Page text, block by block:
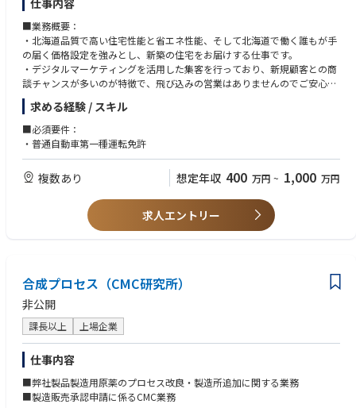
■キャリアパス
以下のようなキャリアパスを想定しています。
・短期（1～3年目） 第一線の現場で用地業務の基本スキルや実務経験を
着実に身につけていただきます。
・中期（3～5年目） 現場経験を活かし、本社主管グループで用地業務全
体の基盤づくりや業務改善に取り組んでいただきます。
・長期（5年以上） チームリーダーや管理職として、用地業務全体の品
質向上や組織力強化、後進育成に貢献することを期待しています。
仕事内容
■業務概要：
・北海道品質で高い住宅性能と省エネ性能、そして北海道で働く誰もが手
の届く価格設定を強みとし、新築の住宅をお届けする仕事です。
・デジタルマーケティングを活用した集客を行っており、新規顧客との商
談チャンスが多いのが特徴で、飛び込みの営業はありませんのでご安心く
ださい。
◇WEBから来店予約されたお客様へ、モデルハウスやショールームのご案
内
⇩
◇お客様の予算やイメージ、ライフプランをヒアリング
（タブレットでの自動プランニングや、設計士が同席）
◇土地、住宅ローン、アフターサービスのご案内
◇ご契約
⇩
◇お引渡しetc..
◎デジタルマーケティング（SNS・WEB広告など）での集客が強みなので
集客なしで、商談からスタート！
◎いきなり家は提案しません。「なぜ家を建てるのか」からコンセプトづ
くりまでを共に考え、１回で納得いく家づくりを通じて、お客様の幸せに
とことん寄り添う営業
求める経験 / スキル
■必須要件：
・普通自動車第一種運転免許
複数あり 想定年収 400 万円 ~ 1,000 万円
求人エントリー
合成プロセス（CMC研究所）
非公開
課長以上 上場企業
仕事内容
■弊社製品製造用原薬のプロセス改良・製造所追加に関する業務
■製造販売承認申請に係るCMC業務